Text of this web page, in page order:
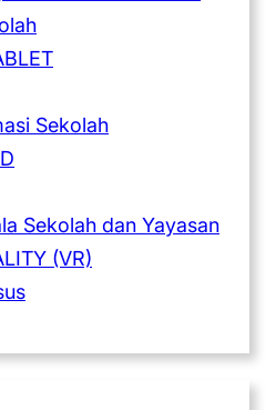
Sekolah
Sekolah dan Yayasan
(VR)